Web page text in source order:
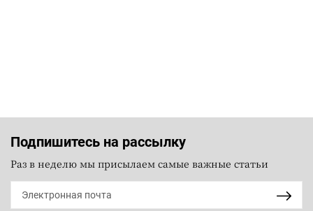
Подпишитесь на рассылку
Раз в неделю мы присылаем самые важные статьи